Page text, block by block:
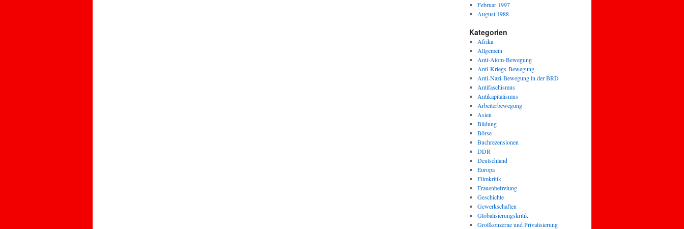
Februar 1997
August 1988
Kategorien
Afrika
Allgemein
Anti-Atom-Bewegung
Anti-Kriegs-Bewegung
Anti-Nazi-Bewegung in der BRD
Antifaschismus
Antikapitalismus
Arbeiterbewegung
Asien
Bildung
Börse
Buchrezensionen
DDR
Deutschland
Europa
Filmkritik
Frauenbefreiung
Geschichte
Gewerkschaften
Globalisierungskritik
Großkonzerne und Privatisierung